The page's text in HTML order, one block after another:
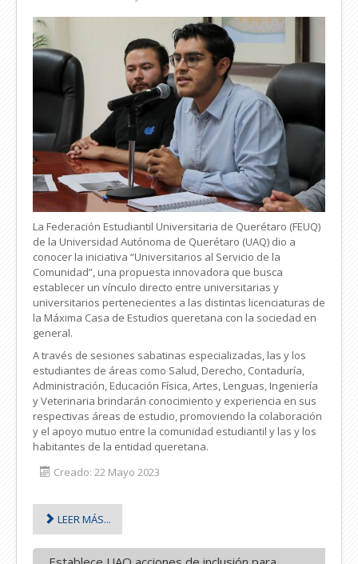
La Federación Estudiantil Universitaria de Querétaro (FEUQ)
de la Universidad Autónoma de Querétaro (UAQ) dio a
conocer la iniciativa “Universitarios al Servicio de la
Comunidad”, una propuesta innovadora que busca
establecer un vínculo directo entre universitarias y
universitarios pertenecientes a las distintas licenciaturas de
la Máxima Casa de Estudios queretana con la sociedad en
general.
A través de sesiones sabatinas especializadas, las y los
estudiantes de áreas como Salud, Derecho, Contaduría,
Administración, Educación Física, Artes, Lenguas, Ingeniería
y Veterinaria brindarán conocimiento y experiencia en sus
respectivas áreas de estudio, promoviendo la colaboración
y el apoyo mutuo entre la comunidad estudiantil y las y los
habitantes de la entidad queretana.
Creado: 22 Mayo 2023
LEER MÁS...